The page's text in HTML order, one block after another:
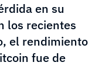
en su
los recientes
el rendimiento
fue de